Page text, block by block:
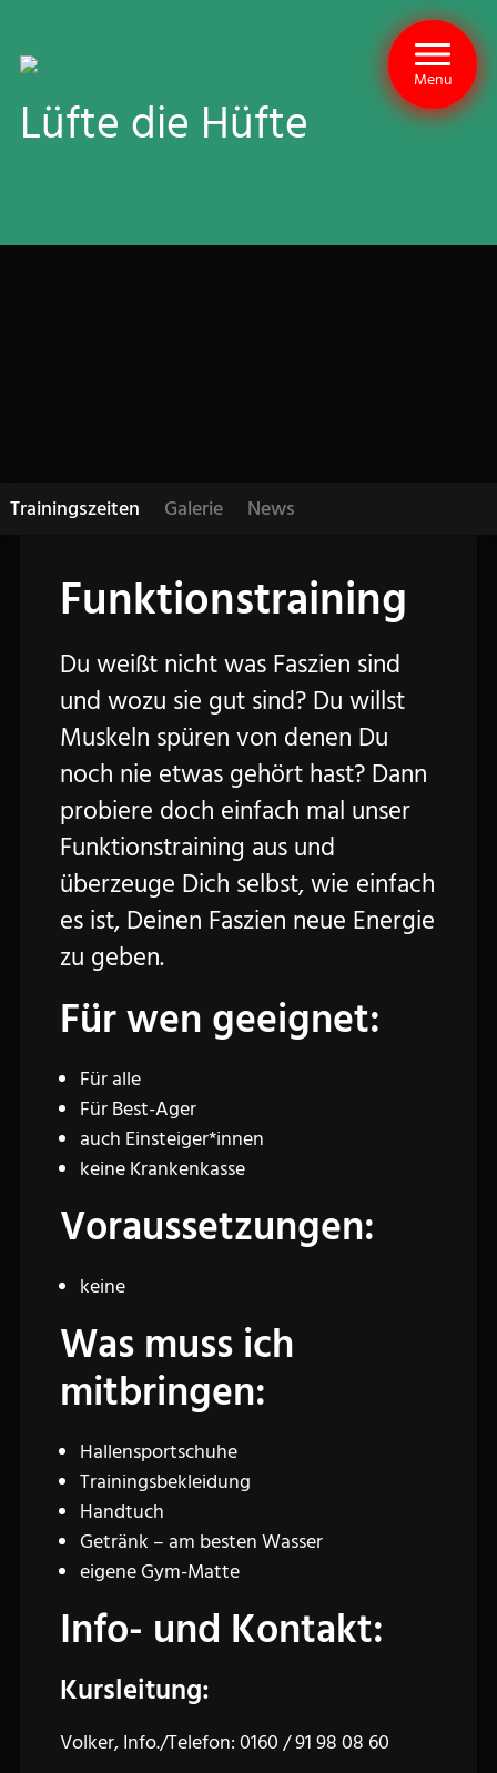
Menu
Lüfte die Hüfte
Trainingszeiten Galerie News
Funktionstraining
Du weißt nicht was Faszien sind
und wozu sie gut sind? Du willst
Muskeln spüren von denen Du
noch nie etwas gehört hast? Dann
probiere doch einfach mal unser
Funktionstraining aus und
überzeuge Dich selbst, wie einfach
es ist, Deinen Faszien neue Energie
zu geben.
Für wen geeignet:
Für alle
Für Best-Ager
auch Einsteiger*innen
keine Krankenkasse
Voraussetzungen:
keine
Was muss ich
mitbringen:
Hallensportschuhe
Trainingsbekleidung
Handtuch
Getränk – am besten Wasser
eigene Gym-Matte
Info- und Kontakt:
Kursleitung:
Volker, Info./Telefon: 0160 / 91 98 08 60